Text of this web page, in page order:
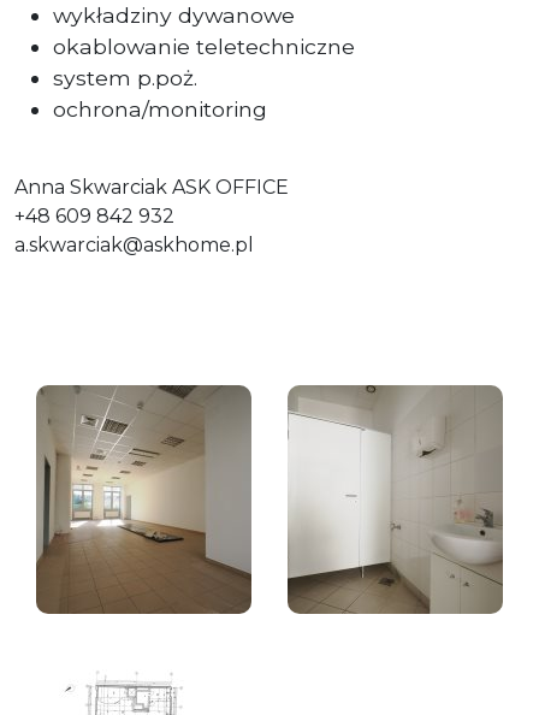
wykładziny dywanowe
okablowanie teletechniczne
system p.poż.
ochrona/monitoring
Anna Skwarciak ASK OFFICE
+48 609 842 932
a.skwarciak@askhome.pl